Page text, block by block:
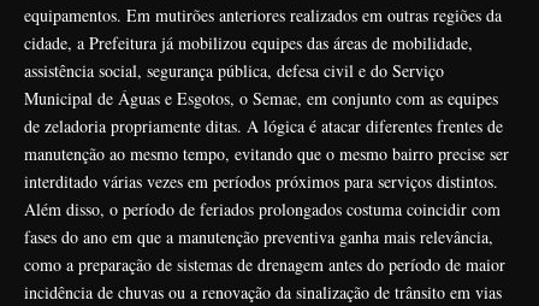
equipamentos. Em mutirões anteriores realizados em outras regiões da
cidade, a Prefeitura já mobilizou equipes das áreas de mobilidade,
assistência social, segurança pública, defesa civil e do Serviço
Municipal de Águas e Esgotos, o Semae, em conjunto com as equipes
de zeladoria propriamente ditas. A lógica é atacar diferentes frentes de
manutenção ao mesmo tempo, evitando que o mesmo bairro precise ser
interditado várias vezes em períodos próximos para serviços distintos.
Além disso, o período de feriados prolongados costuma coincidir com
fases do ano em que a manutenção preventiva ganha mais relevância,
como a preparação de sistemas de drenagem antes do período de maior
incidência de chuvas ou a renovação da sinalização de trânsito em vias